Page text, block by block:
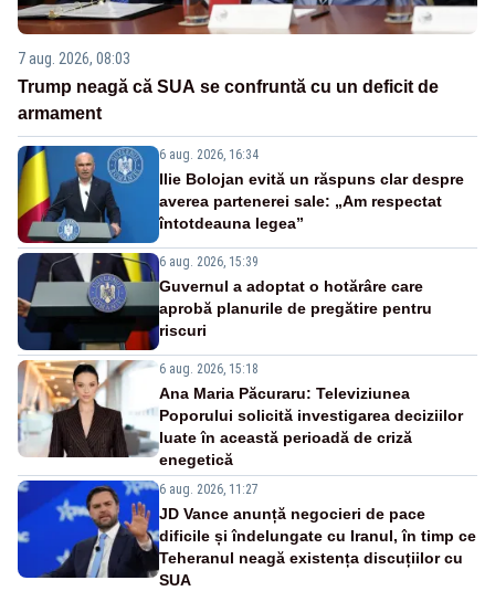
7 aug. 2026, 08:03
Trump neagă că SUA se confruntă cu un deficit de
armament
6 aug. 2026, 16:34
Ilie Bolojan evită un răspuns clar despre
averea partenerei sale: „Am respectat
întotdeauna legea”
6 aug. 2026, 15:39
Guvernul a adoptat o hotărâre care
aprobă planurile de pregătire pentru
riscuri
6 aug. 2026, 15:18
Ana Maria Păcuraru: Televiziunea
Poporului solicită investigarea deciziilor
luate în această perioadă de criză
enegetică
6 aug. 2026, 11:27
JD Vance anunță negocieri de pace
dificile și îndelungate cu Iranul, în timp ce
Teheranul neagă existența discuțiilor cu
SUA